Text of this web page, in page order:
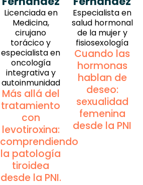
Licenciada en
Medicina,
cirujano
torácico y
especialista en
oncología
integrativa y
autoinmunidad
Más allá del
tratamiento
con
levotiroxina:
comprendiendo
la patología
tiroidea
desde la PNI.
Especialista en
salud hormonal
de la mujer y
fisiosexología
Cuando las
hormonas
hablan de
deseo:
sexualidad
femenina
desde la PNI